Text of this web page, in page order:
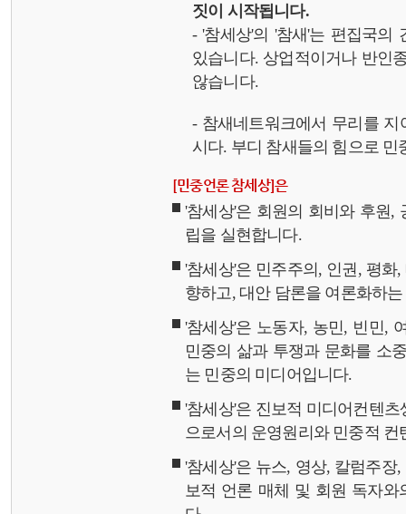
짓이 시작됩니다.
- '참세상'의 '참새'는 편집국의
있습니다. 상업적이거나 반인
않습니다.
- 참새네트워크에서 무리를
시다. 부디 참새들의 힘으로 민
[민중언론 참세상]은
'참세상'은 회원의 회비와 후원,
립을 실현합니다.
'참세상'은 민주주의, 인권, 평
향하고, 대안 담론을 여론화하
'참세상'은 노동자, 농민, 빈민,
민중의 삶과 투쟁과 문화를 소
는 민중의 미디어입니다.
'참세상'은 진보적 미디어컨텐
으로서의 운영원리와 민중적
'참세상'은 뉴스, 영상, 칼럼주
보적 언론 매체 및 회원 독자와